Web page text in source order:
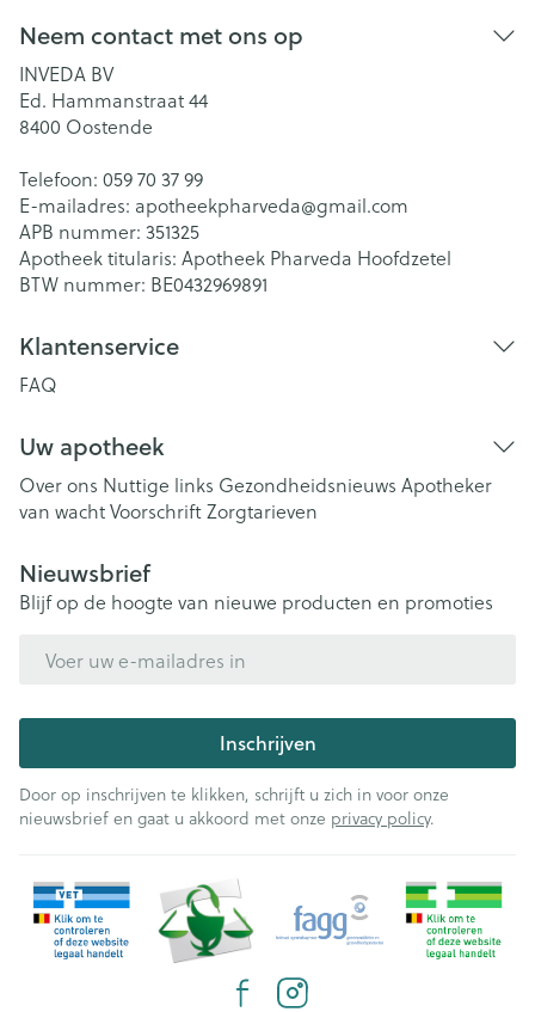
Neem contact met ons op
INVEDA BV
Ed. Hammanstraat 44
8400 Oostende
Telefoon: 059 70 37 99
E-mailadres: apotheekpharveda@gmail.com
APB nummer: 351325
Apotheek titularis: Apotheek Pharveda Hoofdzetel
BTW nummer: BE0432969891
Klantenservice
FAQ
Uw apotheek
Over ons Nuttige links Gezondheidsnieuws Apotheker
van wachtVoorschriftZorgtarieven
Nieuwsbrief
Blijf op de hoogte van nieuwe producten en promoties
Inschrijven
Door op inschrijven te klikken, schrijft u zich in voor onze
nieuwsbrief en gaat u akkoord met onze privacy policy.